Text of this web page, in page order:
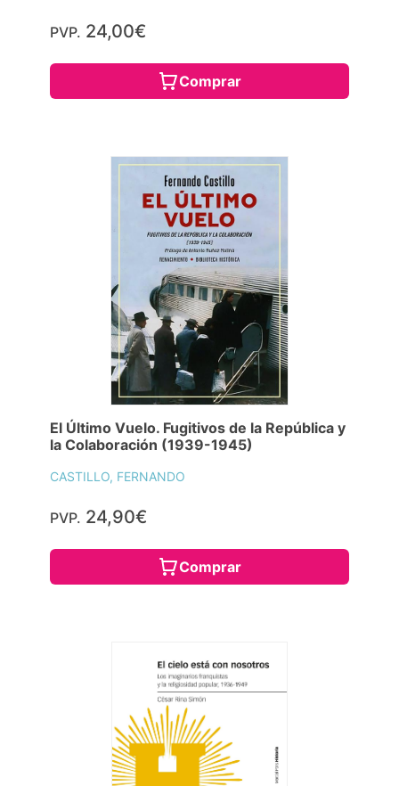
PVP. 24,00€
Comprar
El Último Vuelo. Fugitivos de la República y
la Colaboración (1939-1945)
CASTILLO, FERNANDO
PVP. 24,90€
Comprar